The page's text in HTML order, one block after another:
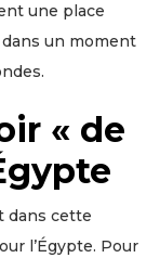
une place
un moment
« de
dans cette
l’Égypte. Pour